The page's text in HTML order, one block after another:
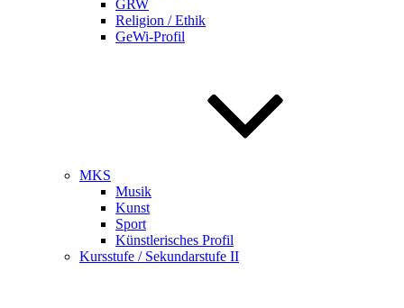
GRW
Religion / Ethik
GeWi-Profil
MKS
Musik
Kunst
Sport
Künstlerisches Profil
Kursstufe / Sekundarstufe II